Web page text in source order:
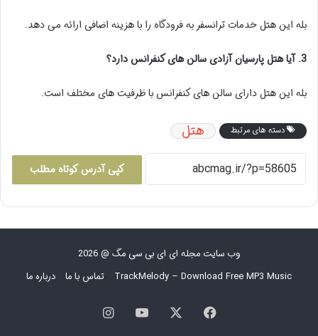
بله این هتل خدمات ترانسفر به فرودگاه را با هزینه اضافی ارائه می دهد.
3. آیا هتل پارسیان آزادی سالن های کنفرانس دارد؟
بله این هتل دارای سالن های کنفرانس با ظرفیت های مختلف است.
دسته های مرتبط هتل
کپی آدرس کوتاه مطلب
وب سایت مجله ای ای بی سی مگ @ 2026
TrackMelody – Download Free MP3 Music
تماس با ما درباره ما
فیس یوتیوباینستاگرام